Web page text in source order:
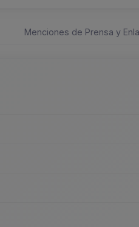
Menciones de Prensa y